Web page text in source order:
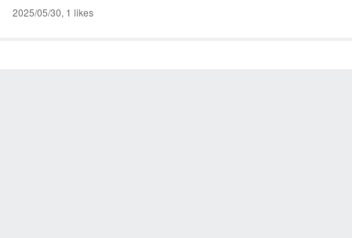
2025/05/30, 1 likes